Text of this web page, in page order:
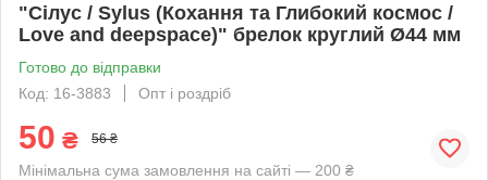
"Сілус / Sylus (Кохання та Глибокий космос /
Love and deepspace)" брелок круглий Ø44 мм
Готово до відправки
Код: 16-3883
Опт і роздріб
50 ₴ 56 ₴
Мінімальна сума замовлення на сайті — 200 ₴